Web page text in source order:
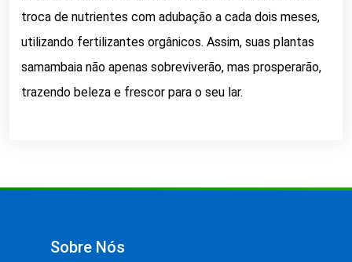
troca de nutrientes com adubação a cada dois meses,
utilizando fertilizantes orgânicos. Assim, suas plantas
samambaia não apenas sobreviverão, mas prosperarão,
trazendo beleza e frescor para o seu lar.
Sobre Nós